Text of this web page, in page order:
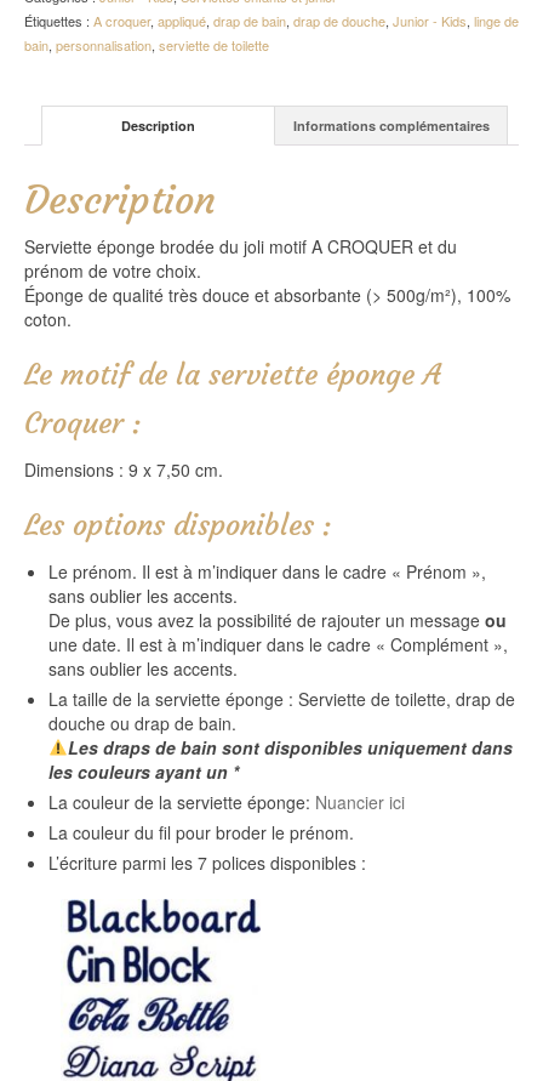
Étiquettes : A croquer, appliqué, drap de bain, drap de douche, Junior - Kids, linge de
bain, personnalisation, serviette de toilette
Description Informations complémentaires
Description
Serviette éponge brodée du joli motif A CROQUER et du
prénom de votre choix.
Éponge de qualité très douce et absorbante (> 500g/m²), 100%
coton.
Le motif de la serviette éponge A
Croquer :
Dimensions : 9 x 7,50 cm.
Les options disponibles :
Le prénom. Il est à m’indiquer dans le cadre « Prénom »,
sans oublier les accents.
De plus, vous avez la possibilité de rajouter un message ou
une date. Il est à m’indiquer dans le cadre « Complément »,
sans oublier les accents.
La taille de la serviette éponge : Serviette de toilette, drap de
douche ou drap de bain.
Les draps de bain sont disponibles uniquement dans
les couleurs ayant un *
La couleur de la serviette éponge: Nuancier ici
La couleur du fil pour broder le prénom.
L’écriture parmi les 7 polices disponibles :